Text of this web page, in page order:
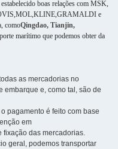
boas relações com MSK,
e
comoQingdao, Tianjin,
marítimo que podemos obter da
as mercadorias no
embarque e, como tal, são de
pagamento é feito com base
em
fixação das mercadorias.
geral, podemos transportar